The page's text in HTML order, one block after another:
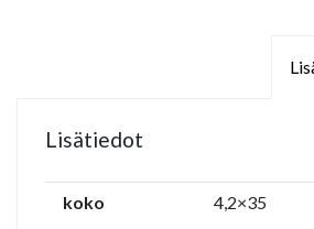
Lisätiedot
koko 4,2×35